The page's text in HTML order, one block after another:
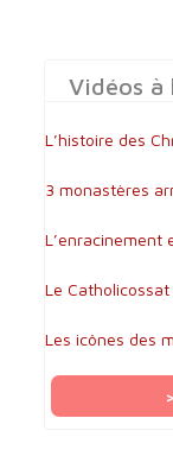
Vidéos à
L’histoire des
3 monastères
L’enracinement
Le
Les icônes des